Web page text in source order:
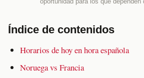
Índice de contenidos
Horarios de hoy en hora española
Noruega vs Francia